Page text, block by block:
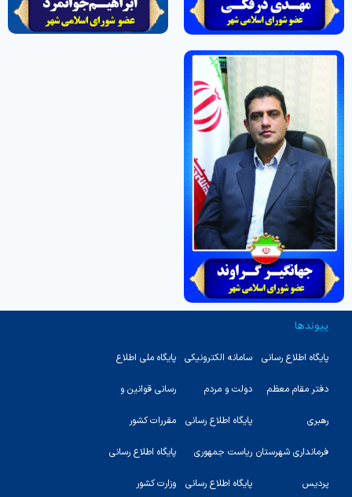
پیوندها
پایگاه اطلاع رسانی
دفتر مقام معظم
رهبری
فرمانداری شهرستان
پردیس
سامانه الکترونیکی
دولت و مردم
پایگاه اطلاع رسانی
ریاست جمهوری
پایگاه اطلاع رسانی
پایگاه ملی اطلاع
رسانی قوانین و
مقررات کشور
پایگاه اطلاع رسانی
وزارت کشور